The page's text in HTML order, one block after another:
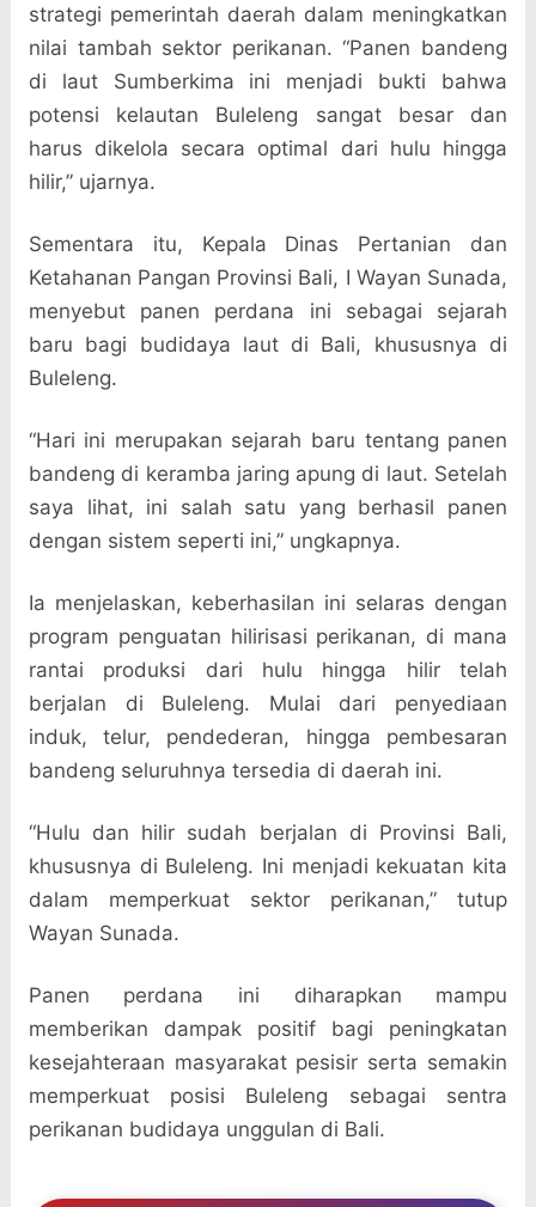
strategi pemerintah daerah dalam meningkatkan
nilai tambah sektor perikanan. “Panen bandeng
di laut Sumberkima ini menjadi bukti bahwa
potensi kelautan Buleleng sangat besar dan
harus dikelola secara optimal dari hulu hingga
hilir,” ujarnya.
Sementara itu, Kepala Dinas Pertanian dan
Ketahanan Pangan Provinsi Bali, I Wayan Sunada,
menyebut panen perdana ini sebagai sejarah
baru bagi budidaya laut di Bali, khususnya di
Buleleng.
“Hari ini merupakan sejarah baru tentang panen
bandeng di keramba jaring apung di laut. Setelah
saya lihat, ini salah satu yang berhasil panen
dengan sistem seperti ini,” ungkapnya.
Ia menjelaskan, keberhasilan ini selaras dengan
program penguatan hilirisasi perikanan, di mana
rantai produksi dari hulu hingga hilir telah
berjalan di Buleleng. Mulai dari penyediaan
induk, telur, pendederan, hingga pembesaran
bandeng seluruhnya tersedia di daerah ini.
“Hulu dan hilir sudah berjalan di Provinsi Bali,
khususnya di Buleleng. Ini menjadi kekuatan kita
dalam memperkuat sektor perikanan,” tutup
Wayan Sunada.
Panen perdana ini diharapkan mampu
memberikan dampak positif bagi peningkatan
kesejahteraan masyarakat pesisir serta semakin
memperkuat posisi Buleleng sebagai sentra
perikanan budidaya unggulan di Bali.